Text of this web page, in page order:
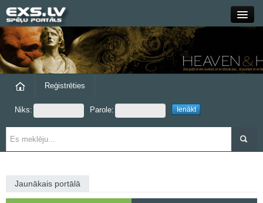
Grupas
Reģistrēties
Niks: Parole:
Jaunākais portālā